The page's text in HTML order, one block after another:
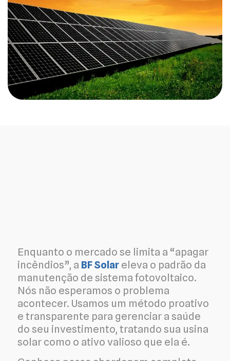
Enquanto o mercado se limita a “apagar
incêndios”, a BF Solar eleva o padrão da
manutenção de sistema fotovoltaico.
Nós não esperamos o problema
acontecer. Usamos um método proativo
e transparente para gerenciar a saúde
do seu investimento, tratando sua usina
solar como o ativo valioso que ela é.